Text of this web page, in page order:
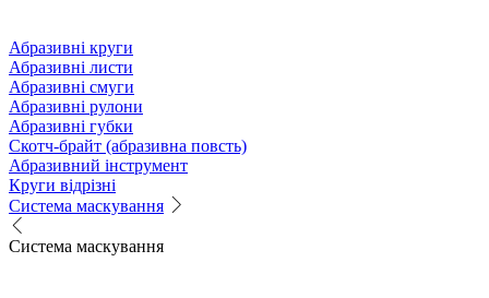
Абразивні круги
Абразивні листи
Абразивні смуги
Абразивні рулони
Абразивні губки
Скотч-брайт (абразивна повсть)
Абразивний інструмент
Круги відрізні
Система маскування
Система маскування